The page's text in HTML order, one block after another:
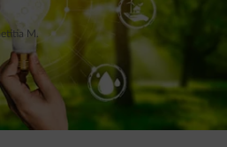
M.
hernieuwbaar?